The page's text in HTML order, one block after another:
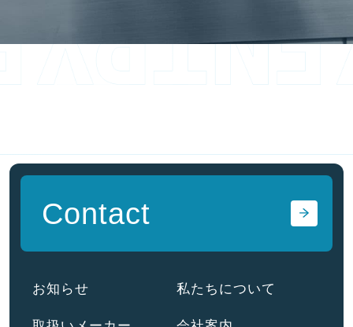
お知らせ 私たちについて
Contact